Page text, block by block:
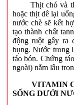
Thịt chó và thịt
hoặc thịt dê lại
nước chè sẽ kết
tạo thành chất
động ruột gây ra
bụng. Nước trong
táo bón. Chứng
ngoài) nằm lâu
VITAMIN
SỐNG DƯỚI